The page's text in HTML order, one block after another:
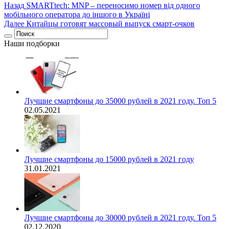
Назад SMARTtech: MNP – переносимо номер від одного
мобільного оператора до іншого в Україні
Далее Китайцы готовят массовый выпуск смарт-очков
Наши подборки
Лучшие смартфоны до 35000 рублей в 2021 году. Топ 5
02.05.2021
Лучшие смартфоны до 15000 рублей в 2021 году
31.01.2021
Лучшие смартфоны до 30000 рублей в 2021 году. Топ 5
02.12.2020